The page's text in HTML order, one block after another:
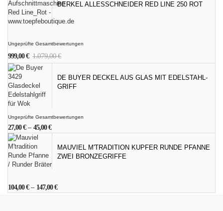
BERKEL ALLESSCHNEIDER RED LINE 250 ROT
Ungeprüfte Gesamtbewertungen
1.079,00€Ursprünglicher
Preis
1.079,00 €
999,00€
Aktueller
Preis
999,00 €.
DE BUYER DECKEL AUS GLAS MIT EDELSTAHL-
GRIFF
Ungeprüfte Gesamtbewertungen
27,00€– 45,00€
MAUVIEL M'TRADITION KUPFER RUNDE PFANNE
ZWEI BRONZEGRIFFE
104,00€– 147,00€